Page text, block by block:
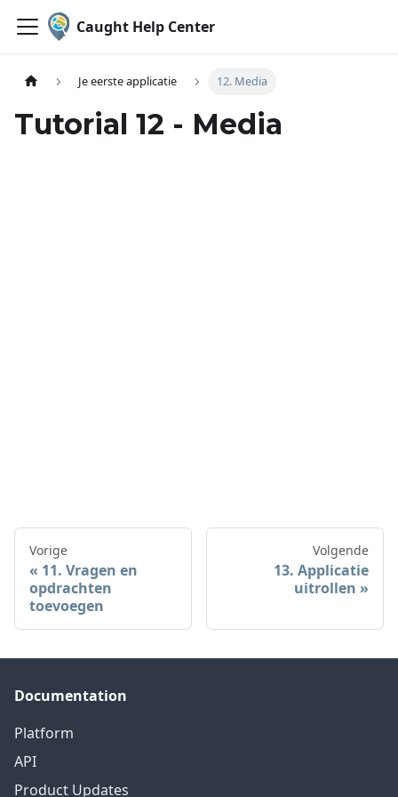
Caught Help Center
Je eerste applicatie 12. Media
Tutorial 12 - Media
Vorige
11. Vragen en
opdrachten
toevoegen
Volgende
13. Applicatie
uitrollen
Documentation
Platform
API
Product Updates